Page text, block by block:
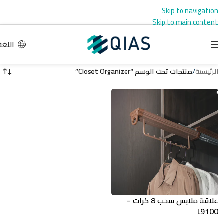
Skip to navigation
Skip to main content
الرئيسية/منتجات تحت الوسم “Closet Organizer”
علاقة ملابس سحب 8 كرات –
L9100